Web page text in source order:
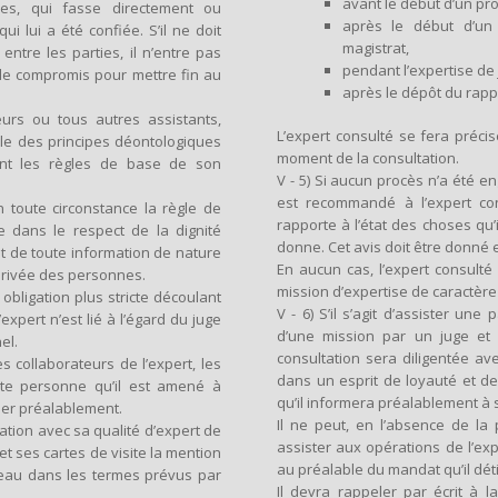
qui fasse directement ou
lui a été confiée. S’il ne doit
les parties, il n’entre pas
compromis pour mettre fin au
ou tous autres assistants,
des principes déontologiques
les règles de base de son
toute circonstance la règle de
dans le respect de la dignité
de toute information de nature
des personnes.
plus stricte découlant
n’est lié à l’égard du juge
collaborateurs de l’expert, les
personne qu’il est amené à
préalablement.
avec sa qualité d’expert de
ses cartes de visite la mention
dans les termes prévus par
après le début
magistrat,
pendant l’expertise de
après le dépôt du
L’expert consulté se fera
moment de la consultation.
V - 5) Si aucun procès n’a été
est recommandé à l’expert
rapporte à l’état des choses
donne. Cet avis doit être donné
En aucun cas, l’expert
mission d’expertise de
V - 6) S’il s’agit d’assister
d’une mission par un juge
consultation sera diligentée
dans un esprit de loyauté et
qu’il informera préalablement à
Il ne peut, en l’absence de
assister aux opérations de
au préalable du mandat qu’il
Il devra rappeler par écrit à